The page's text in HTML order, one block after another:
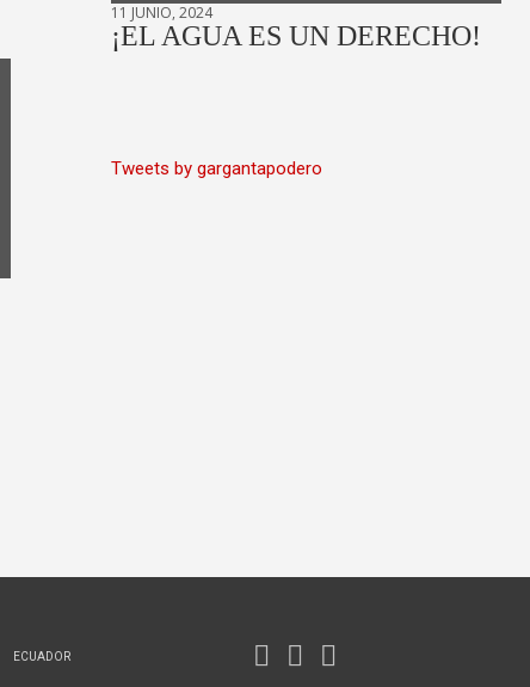
11 JUNIO, 2024
¡EL AGUA ES UN DERECHO!
Tweets by gargantapodero
ECUADOR